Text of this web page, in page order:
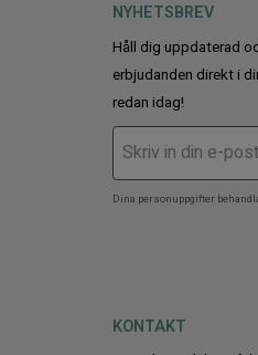
NYHETSBREV
Håll dig uppdaterad
erbjudanden direkt i
redan idag!
Dina personuppgifter
KONTAKT